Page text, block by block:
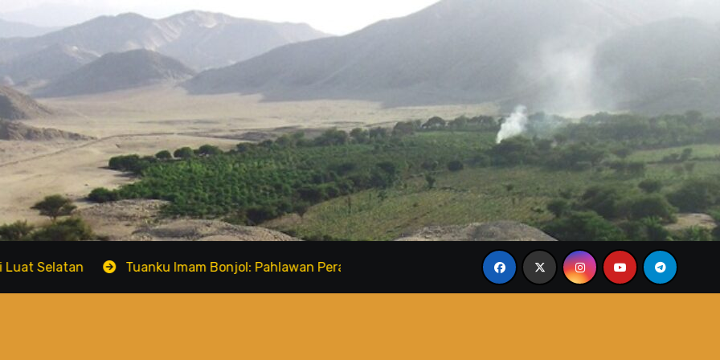
Tuanku Imam Bonjol: Pahlawan Perang Padri dari Minangkabau Presiden Ir. Soekarno: Perjuangan